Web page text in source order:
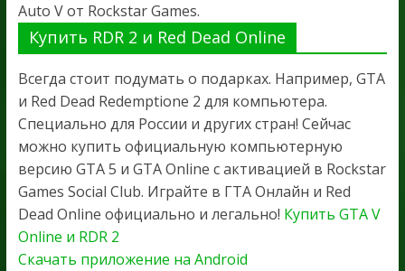
Auto V от Rockstar Games.
Купить RDR 2 и Red Dead Online
Всегда стоит подумать о подарках. Например, GTA
и Red Dead Redemptione 2 для компьютера.
Специально для России и других стран! Сейчас
можно купить официальную компьютерную
версию GTA 5 и GTA Online с активацией в Rockstar
Games Social Club. Играйте в ГТА Онлайн и Red
Dead Online официально и легально! Купить GTA V
Online и RDR 2
Скачать приложение на Android